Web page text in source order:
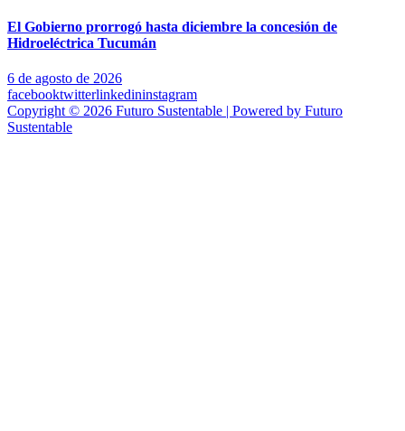
El Gobierno prorrogó hasta diciembre la concesión de
Hidroeléctrica Tucumán
6 de agosto de 2026
facebooktwitterlinkedininstagram
Copyright © 2026 Futuro Sustentable | Powered by Futuro
Sustentable